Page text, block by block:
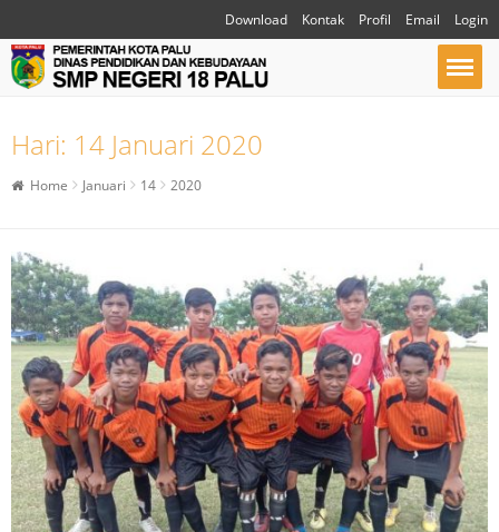
Download Kontak Profil Email Login
Hari: 14 Januari 2020
Home Januari 14 2020